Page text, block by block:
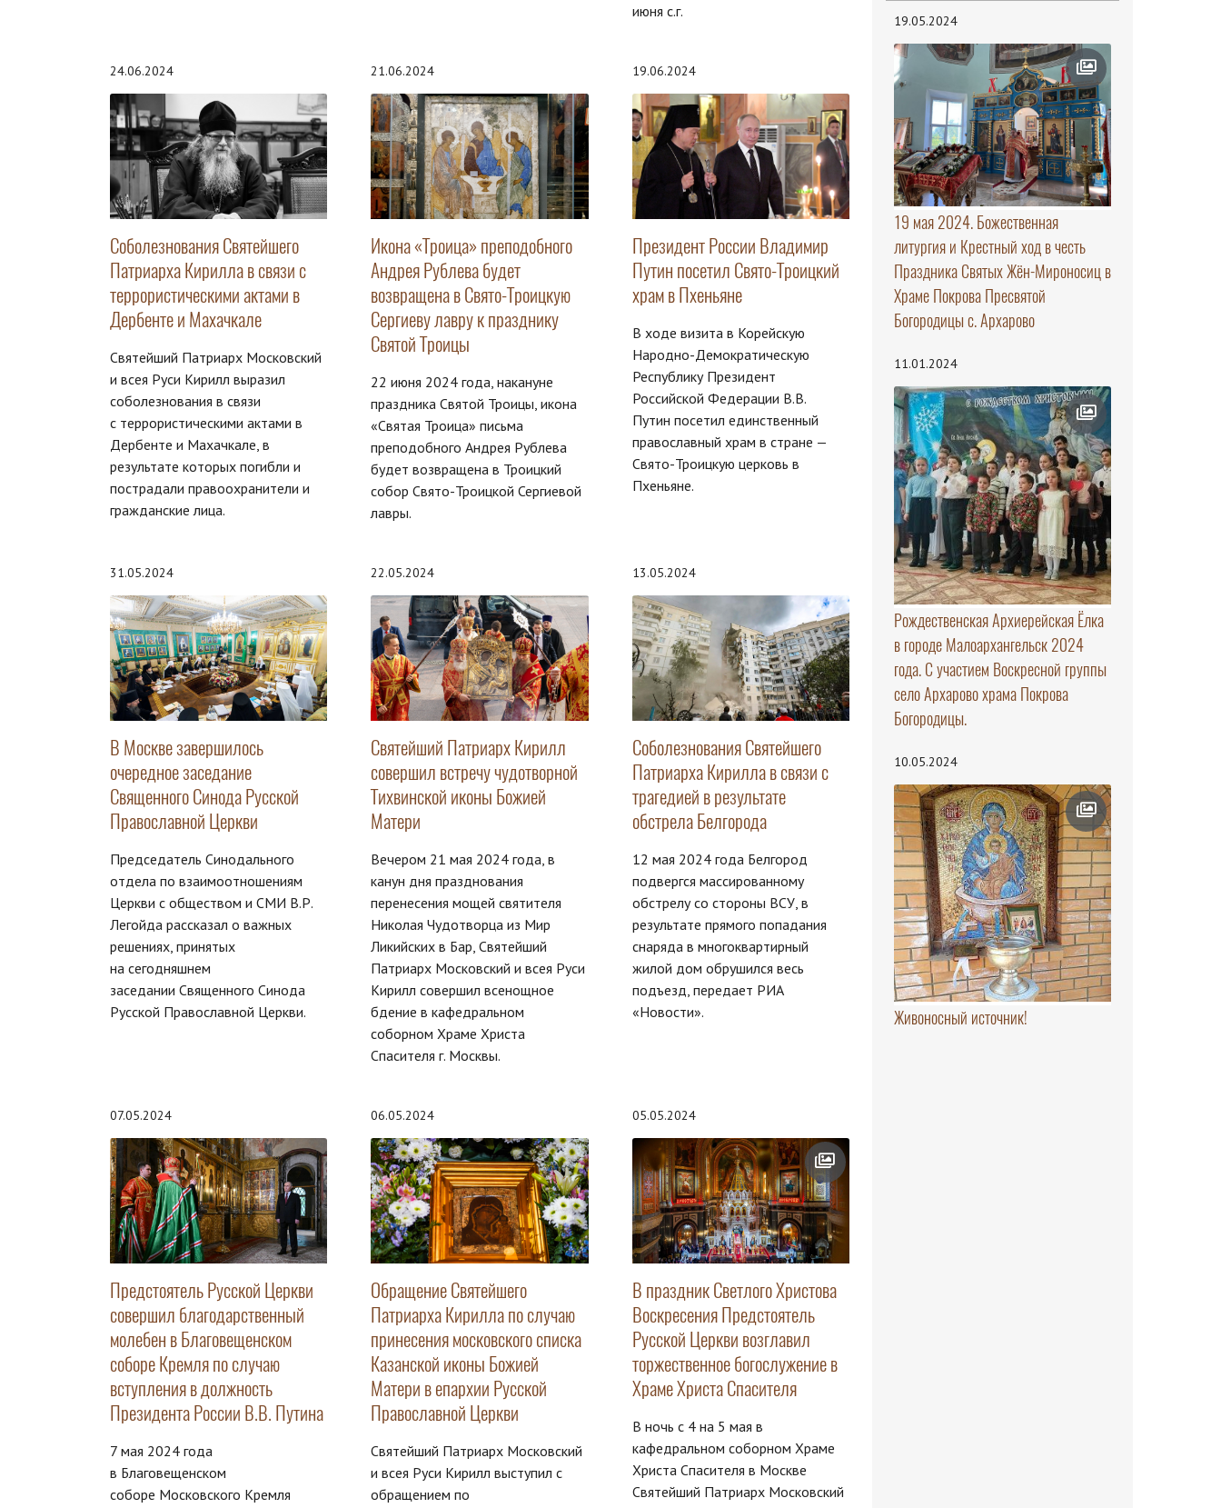
июня с.г.
24.06.2024
Соболезнования Святейшего
Патриарха Кирилла в связи с
террористическими актами в
Дербенте и Махачкале
Святейший Патриарх Московский
и всея Руси Кирилл выразил
соболезнования в связи
с террористическими актами в
Дербенте и Махачкале, в
результате которых погибли и
пострадали правоохранители и
гражданские лица.
21.06.2024
Икона «Троица» преподобного
Андрея Рублева будет
возвращена в Свято-Троицкую
Сергиеву лавру к празднику
Святой Троицы
22 июня 2024 года, накануне
праздника Святой Троицы, икона
«Святая Троица» письма
преподобного Андрея Рублева
будет возвращена в Троицкий
собор Свято-Троицкой Сергиевой
лавры.
19.06.2024
Президент России Владимир
Путин посетил Свято-Троицкий
храм в Пхеньяне
В ходе визита в Корейскую
Народно-Демократическую
Республику Президент
Российской Федерации В.В.
Путин посетил единственный
православный храм в стране —
Свято-Троицкую церковь в
Пхеньяне.
31.05.2024
В Москве завершилось
очередное заседание
Священного Синода Русской
Православной Церкви
Председатель Синодального
отдела по взаимоотношениям
Церкви с обществом и СМИ В.Р.
Легойда рассказал о важных
решениях, принятых
на сегодняшнем
заседании Священного Синода
Русской Православной Церкви.
22.05.2024
Святейший Патриарх Кирилл
совершил встречу чудотворной
Тихвинской иконы Божией
Матери
Вечером 21 мая 2024 года, в
канун дня празднования
перенесения мощей святителя
Николая Чудотворца из Мир
Ликийских в Бар, Святейший
Патриарх Московский и всея Руси
Кирилл совершил всенощное
бдение в кафедральном
соборном Храме Христа
Спасителя г. Москвы.
13.05.2024
Соболезнования Святейшего
Патриарха Кирилла в связи с
трагедией в результате
обстрела Белгорода
12 мая 2024 года Белгород
подвергся массированному
обстрелу со стороны ВСУ, в
результате прямого попадания
снаряда в многоквартирный
жилой дом обрушился весь
подъезд, передает РИА
«Новости».
07.05.2024
Предстоятель Русской Церкви
совершил благодарственный
молебен в Благовещенском
соборе Кремля по случаю
вступления в должность
Президента России В.В. Путина
7 мая 2024 года
в Благовещенском
соборе Московского Кремля
06.05.2024
Обращение Святейшего
Патриарха Кирилла по случаю
принесения московского списка
Казанской иконы Божией
Матери в епархии Русской
Православной Церкви
Святейший Патриарх Московский
и всея Руси Кирилл выступил с
обращением по
05.05.2024
В праздник Светлого Христова
Воскресения Предстоятель
Русской Церкви возглавил
торжественное богослужение в
Храме Христа Спасителя
В ночь с 4 на 5 мая в
кафедральном соборном Храме
Христа Спасителя в Москве
Святейший Патриарх Московский
19.05.2024
19 мая 2024. Божественная
литургия и Крестный ход в честь
Праздника Святых Жён-Мироносиц в
Храме Покрова Пресвятой
Богородицы с. Архарово
11.01.2024
Рождественская Архиерейская Ёлка
в городе Малоархангельск 2024
года. С участием Воскресной группы
село Архарово храма Покрова
Богородицы.
10.05.2024
Живоносный источник!